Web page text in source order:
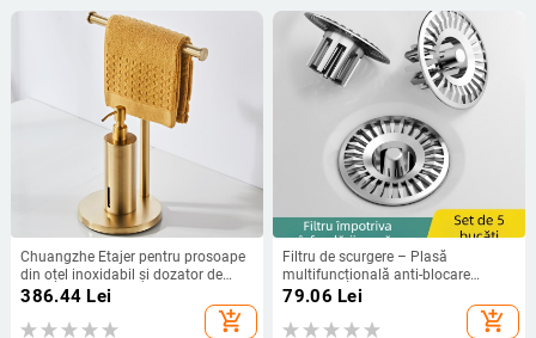
Chuangzhe Etajer pentru prosoape
din oțel inoxidabil și dozator de
săpun – set integrat, mobil, stil
386.44 Lei
add_shopping_cart
Filtru de scurgere – Plasă
multifuncțională anti-blocare
pentru podele, chiuveta de rufe și
chiuveta de baie; Material ABS;
Design modern minimalist
79.06 Lei
add_shopping_cart